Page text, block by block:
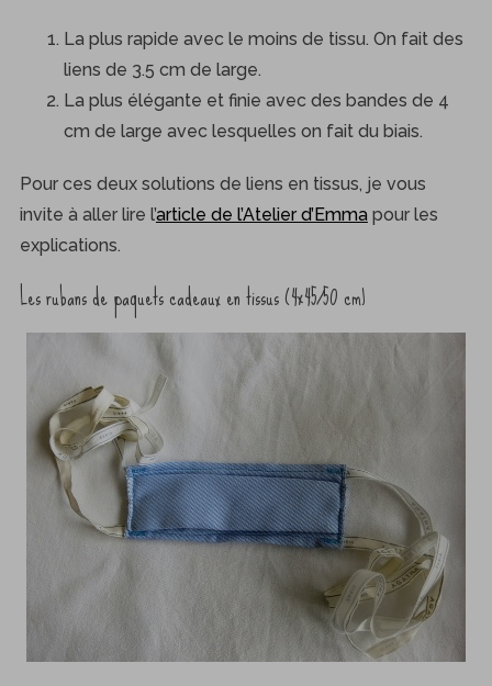
La plus rapide avec le moins de tissu. On fait des
liens de 3.5 cm de large.
La plus élégante et finie avec des bandes de 4
cm de large avec lesquelles on fait du biais.
Pour ces deux solutions de liens en tissus, je vous
invite à aller lire l’article de l’Atelier d’Emmapour les
explications.
Les rubans de paquets cadeaux en tissus (4×45/50 cm)